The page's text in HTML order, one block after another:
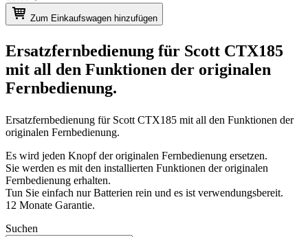
Zum Einkaufswagen hinzufügen
Ersatzfernbedienung für Scott CTX185
mit all den Funktionen der originalen
Fernbedienung.
Ersatzfernbedienung fürScott CTX185 mit all den Funktionen der
originalen Fernbedienung.
Es wird jeden Knopf der originalen Fernbedienung ersetzen.
Sie werden es mit den installierten Funktionen der originalen
Fernbedienung erhalten.
Tun Sie einfach nur Batterien rein und es ist verwendungsbereit.
12 Monate Garantie.
Suchen